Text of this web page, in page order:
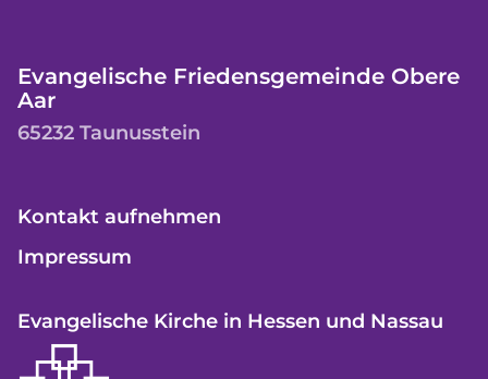
Evangelische Friedensgemeinde Obere
Aar
65232 Taunusstein
Kontakt aufnehmen
Impressum
Evangelische Kirche in Hessen und Nassau